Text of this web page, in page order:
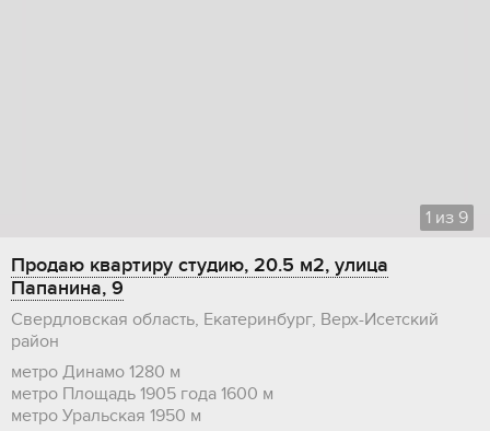
1 из 9
Продаю квартиру студию, 20.5 м2, улица
Папанина, 9
Свердловская область, Екатеринбург, Верх-Исетский
район
метро Динамо 1280 м
метро Площадь 1905 года 1600 м
метро Уральская 1950 м